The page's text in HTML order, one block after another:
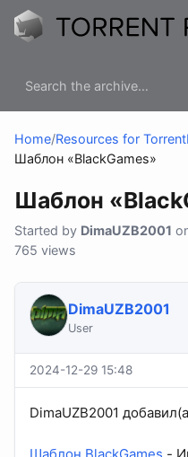
Home/Resources for
Шаблон «BlackGames»
Шаблон
Started by DimaUZB2001
765 views
DimaUZB2001
User
2024-12-29 15:48
DimaUZB2001